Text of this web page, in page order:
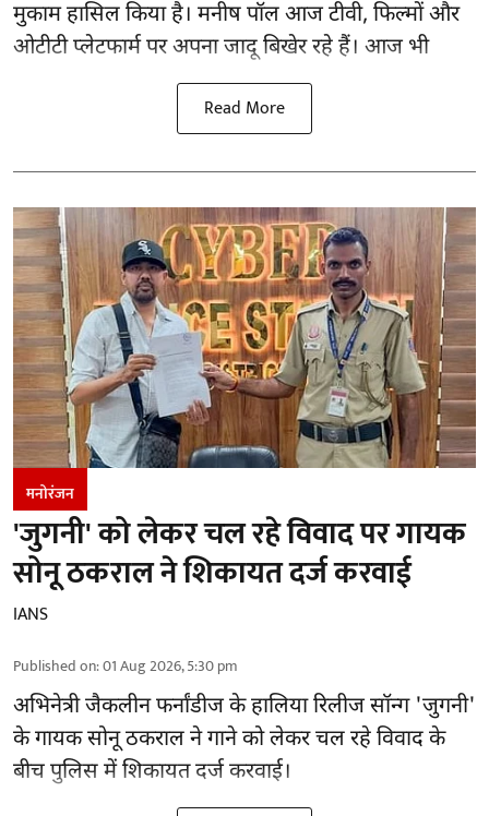
मुकाम हासिल किया है। मनीष पॉल आज टीवी, फिल्मों और
ओटीटी प्लेटफार्म पर अपना जादू बिखेर रहे हैं। आज भी
Read More
मनोरंजन
'जुगनी' को लेकर चल रहे विवाद पर गायक
सोनू ठकराल ने शिकायत दर्ज करवाई
IANS
Published on:01 Aug 2026, 5:30 pm
अभिनेत्री जैकलीन फर्नांडीज के हालिया रिलीज सॉन्ग 'जुगनी'
के गायक सोनू ठकराल ने गाने को लेकर चल रहे विवाद के
बीच पुलिस में शिकायत दर्ज करवाई।